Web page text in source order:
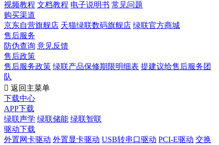
视频教程 文档教程 电子说明书 常见问题
购买渠道
京东自营旗舰店 天猫绿联数码旗舰店 绿联官方商城
售后服务
防伪查询 意见反馈
售后政策
售后服务政策 绿联产品保修期限明细表 提建议给售后服务团
队
 返回主菜单
下载中心
APP下载
绿联声学 绿联储能 绿联智联
驱动下载
外置网卡驱动 外置显卡驱动 USB转串口驱动 PCI-E驱动 交换